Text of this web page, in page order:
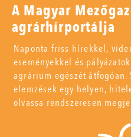
A Magyar
agrárhírportálja
Naponta friss hírekkel,
eseményekkel és
agrárium egészét
elemzések egy helyen,
olvassa rendszeresen